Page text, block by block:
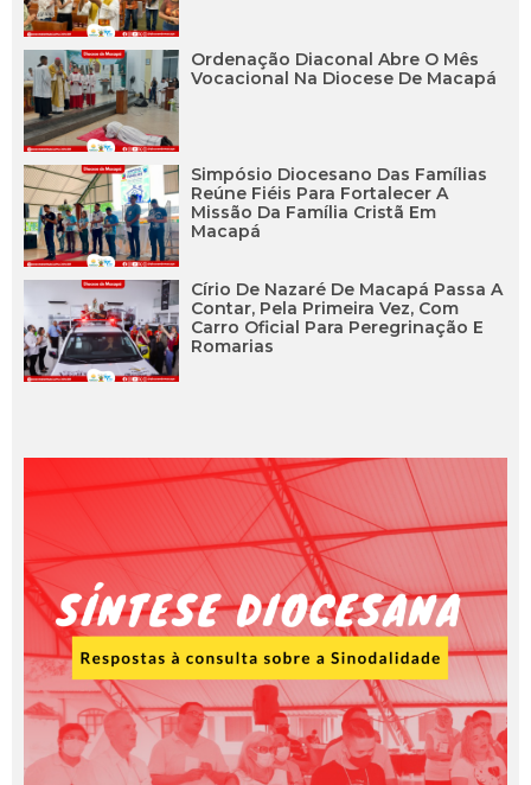
Ordenação Diaconal Abre O Mês
Vocacional Na Diocese De Macapá
Simpósio Diocesano Das Famílias
Reúne Fiéis Para Fortalecer A
Missão Da Família Cristã Em
Macapá
Círio De Nazaré De Macapá Passa A
Contar, Pela Primeira Vez, Com
Carro Oficial Para Peregrinação E
Romarias